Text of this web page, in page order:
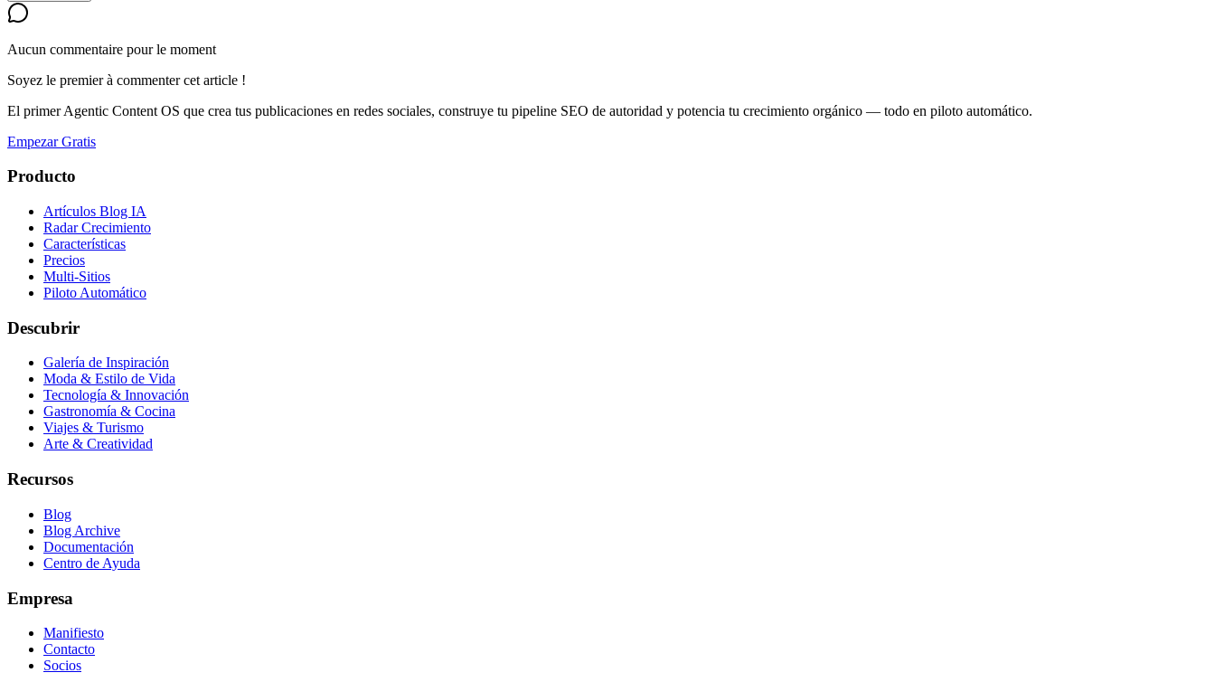
Aucun commentaire pour le moment
Soyez le premier à commenter cet article !
El primer Agentic Content OS que crea tus publicaciones en redes sociales, construye tu pipeline SEO de autoridad y potencia tu crecimiento orgánico — todo en piloto automático.
Empezar Gratis
Producto
Artículos Blog IA
Radar Crecimiento
Características
Precios
Multi-Sitios
Piloto Automático
Descubrir
Galería de Inspiración
Moda & Estilo de Vida
Tecnología & Innovación
Gastronomía & Cocina
Viajes & Turismo
Arte & Creatividad
Recursos
Blog
Blog Archive
Documentación
Centro de Ayuda
Empresa
Manifiesto
Contacto
Socios